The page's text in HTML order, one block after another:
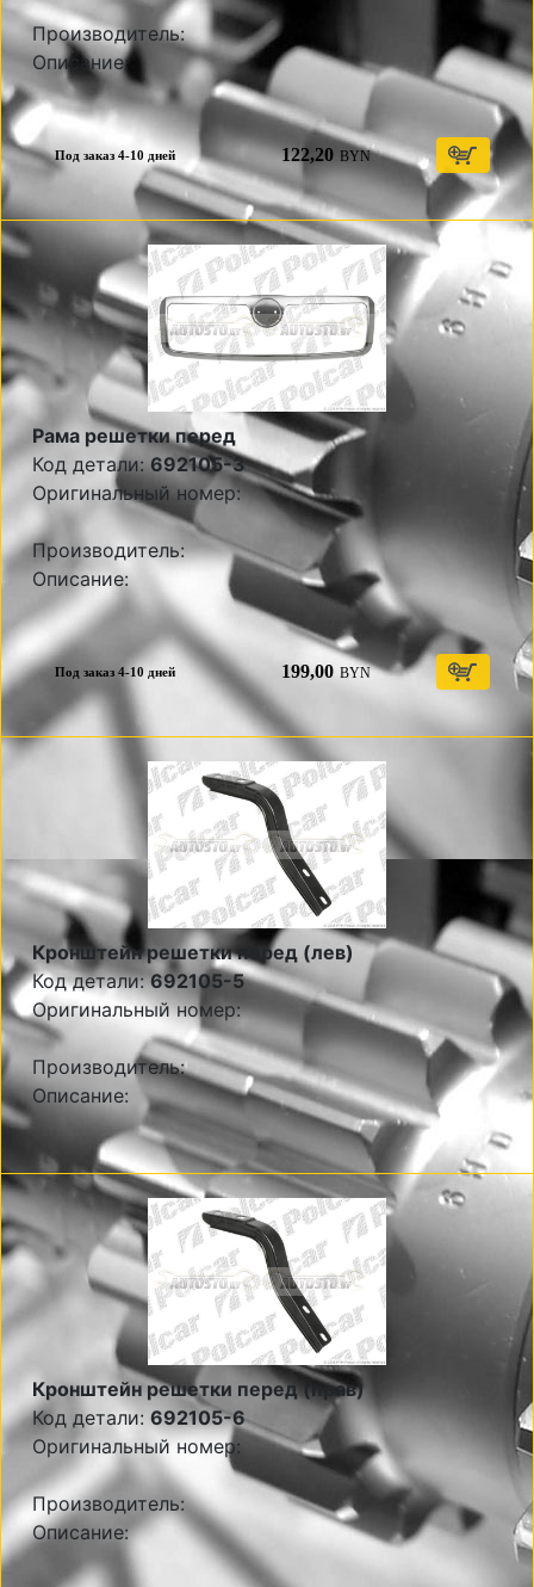
Производитель:
Описание:
Под заказ 4-10 дней 122,20 BYN
Рама решетки перед
Код детали:692105-3
Оригинальный номер:
Производитель:
Описание:
Под заказ 4-10 дней 199,00 BYN
Кронштейн решетки перед (лев)
Код детали:692105-5
Оригинальный номер:
Производитель:
Описание:
Кронштейн решетки перед (прав)
Код детали: 692105-6
Оригинальный номер:
Производитель:
Описание: